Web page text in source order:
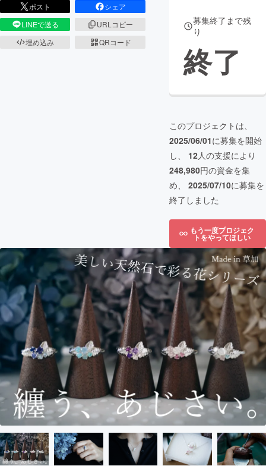
ポスト
シェア
LINEで送る
URLコピー
埋め込み
QRコード
募集終了まで残
り
終了
このプロジェクトは、
2025/06/01に募集を開始
し、 12人の支援により
248,980円の資金を集
め、 2025/07/10に募集を
終了しました
もう一度プロジェク
トをやってほしい